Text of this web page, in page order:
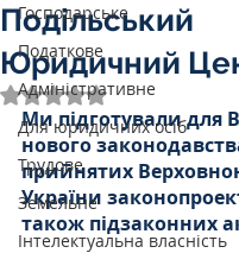
Господарське
Податкове
Адміністративне
Для юридичних осіб
Трудове
Земельне
Інтелектуальна власність
Подільський
Юридичний
Оцінка: NaN з 5 зірок.
Ми підготували для
нового
прийнятих
України
також підзаконних